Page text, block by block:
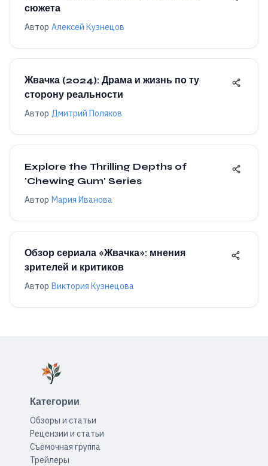
сюжета
Автор Алексей Кузнецов
Жвачка (2024): Драма и жизнь по ту
сторону реальности
Автор Дмитрий Поляков
Explore the Thrilling Depths of
'Chewing Gum' Series
Автор Мария Иванова
Обзор сериала «Жвачка»: мнения
зрителей и критиков
Автор Виктория Кузнецова
Категории
Обзоры и статьи
Рецензии и статьи
Съемочная группа
Трейлеры